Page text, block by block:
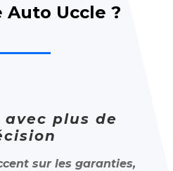
Auto Uccle ?
avec plus de
sur les garanties,